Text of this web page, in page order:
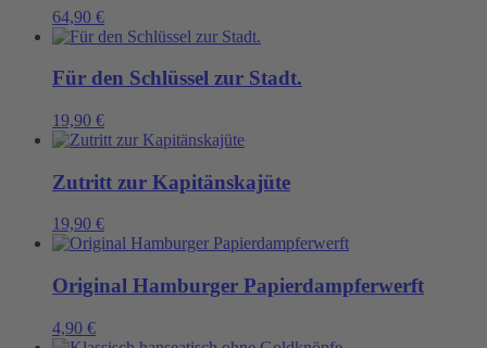
64,90 €
Für den Schlüssel zur Stadt.
19,90 €
Zutritt zur Kapitänskajüte
19,90 €
Original Hamburger Papierdampferwerft
4,90 €